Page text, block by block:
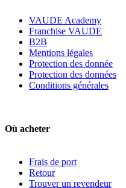
VAUDE Academy
Franchise VAUDE
B2B
Mentions légales
Protection des donnée
Protection des données
Conditions générales
Où acheter
Frais de port
Retour
Trouver un revendeur